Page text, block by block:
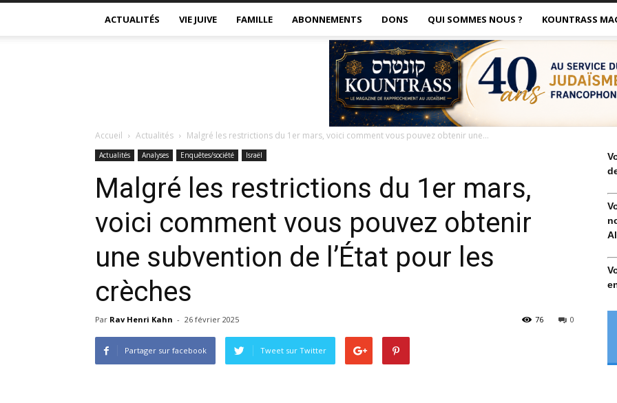
ACTUALITÉS VIE JUIVE FAMILLE ABONNEMENTS DONS QUI SOMMES NOUS ? KOUNTRASS
Accueil Actualités Malgré les restrictions du 1er mars, voici comment vous pouvez obtenir une...
Actualités Analyses Enquêtes/société Israël
Malgré les restrictions du 1er mars,
voici comment vous pouvez obtenir
une subvention de l’État pour les
crèches
Par Rav Henri Kahn - 26 février 2025 0
76
Partager sur facebook Tweet sur Twitter